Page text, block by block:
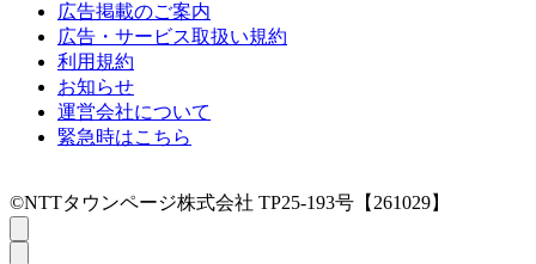
広告掲載のご案内
広告・サービス取扱い規約
利用規約
お知らせ
運営会社について
緊急時はこちら
©NTTタウンページ株式会社 TP25-193号【261029】